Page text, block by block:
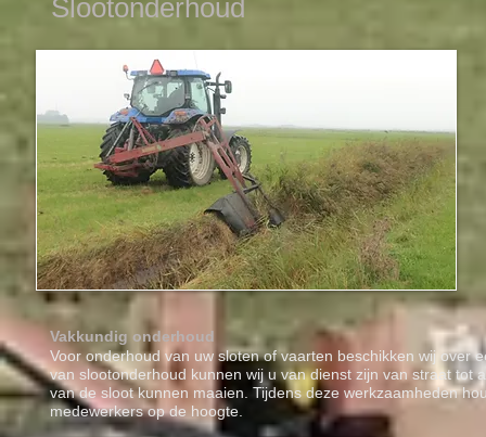
Slootonderhoud
Vakkundig onderhoud
Voor onderhoud van uw sloten of vaarten beschikken wij over
van slootonderhoud kunnen wij u van dienst zijn van straat
van de sloot kunnen maaien. Tijdens deze werkzaamheden
medewerkers op de hoogte.